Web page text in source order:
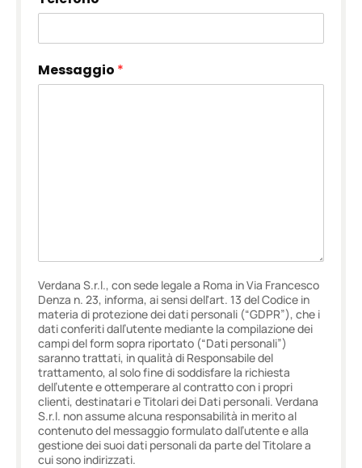
Messaggio *
Verdana S.r.l., con sede legale a Roma in Via Francesco
Denza n. 23, informa, ai sensi dell'art. 13 del Codice in
materia di protezione dei dati personali (“GDPR”), che i
dati conferiti dall’utente mediante la compilazione dei
campi del form sopra riportato (“Dati personali”)
saranno trattati, in qualità di Responsabile del
trattamento, al solo fine di soddisfare la richiesta
dell’utente e ottemperare al contratto con i propri
clienti, destinatari e Titolari dei Dati personali. Verdana
S.r.l. non assume alcuna responsabilità in merito al
contenuto del messaggio formulato dall’utente e alla
gestione dei suoi dati personali da parte del Titolare a
cui sono indirizzati.